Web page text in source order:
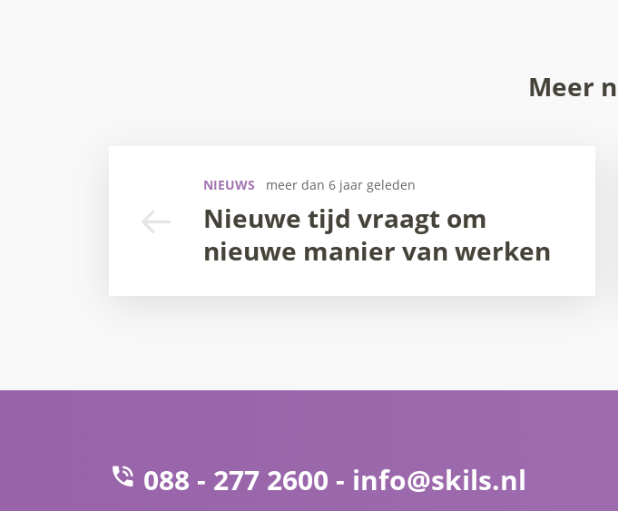
Meer
NIEUWS meer dan 6 jaar geleden
Nieuwe tijd vraagt om
nieuwe manier van werken
088 - 277 2600 - info@skils.nl